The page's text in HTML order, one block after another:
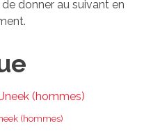
donner au suivant en
(hommes)